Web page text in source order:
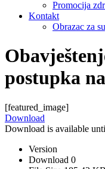
Promocija
Kontakt
Obrazac za
postupka
[featured_image]
Download
Download is available
Version
Download 0